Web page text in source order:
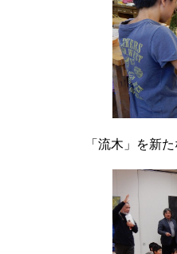
「流木」を新